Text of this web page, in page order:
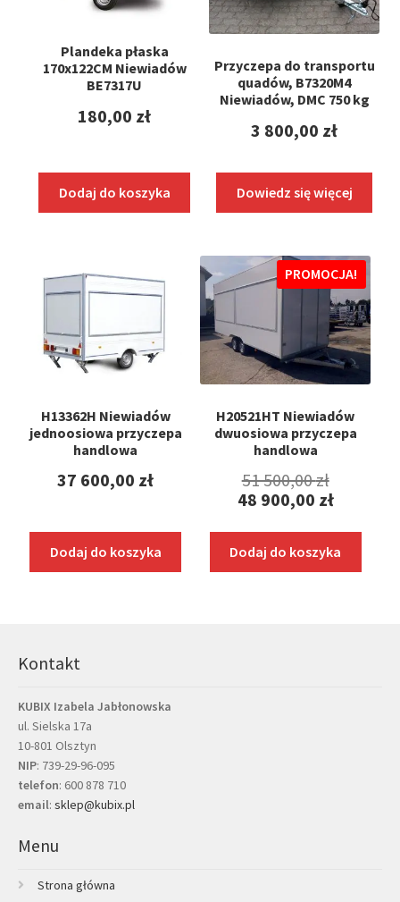
Plandeka płaska
170x122CM Niewiadów
BE7317U
180,00 zł
Dodaj do koszyka
Przyczepa do transportu
quadów, B7320M4
Niewiadów, DMC 750 kg
3 800,00 zł
Dowiedz się więcej
H13362H Niewiadów
jednoosiowa przyczepa
handlowa
37 600,00 zł
Dodaj do koszyka
H20521HT Niewiadów
dwuosiowa przyczepa
handlowa
PROMOCJA!
51 500,00zł
cena
48 900,00 zł
cena
wynosi:
Dodaj do koszyka
Kontakt
KUBIX Izabela Jabłonowska
ul. Sielska 17a
10-801 Olsztyn
NIP: 739-29-96-095
telefon: 600 878 710
email: sklep@kubix.pl
Menu
Strona główna